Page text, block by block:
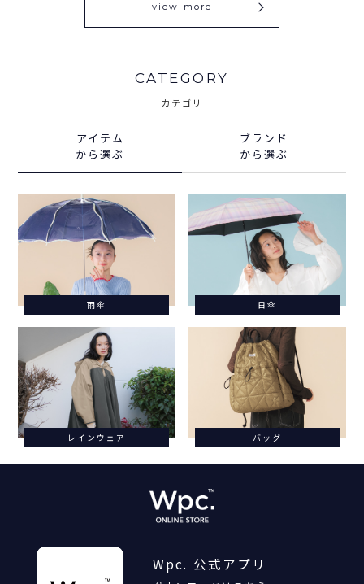
view more
CATEGORY
カテゴリ
アイテム
から選ぶ
ブランド
から選ぶ
雨傘 日傘
レインウェア バッグ
Wpc. 公式アプリ